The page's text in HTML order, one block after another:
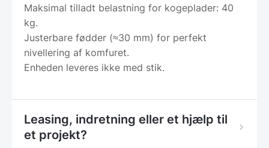
Maksimal tilladt belastning for kogeplader: 40
kg.
Justerbare fødder (≈30 mm) for perfekt
nivellering af komfuret.
Enheden leveres ikke med stik.
Leasing, indretning eller et hjælp til
et projekt?